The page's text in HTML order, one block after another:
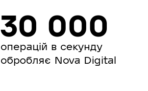
30 000
операцій в секунду
обробляє Nova Digital